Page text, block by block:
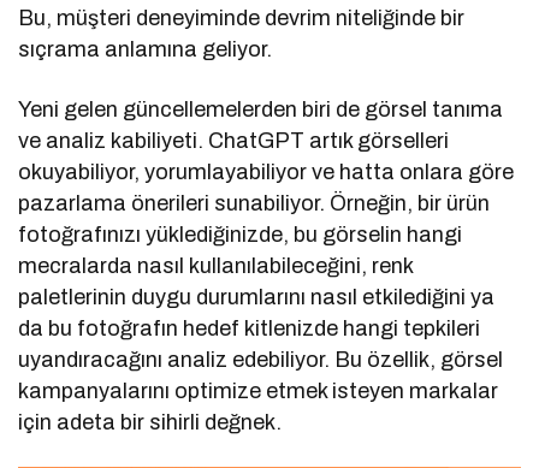
Bu, müşteri deneyiminde devrim niteliğinde bir
sıçrama anlamına geliyor.
Yeni gelen güncellemelerden biri de görsel tanıma
ve analiz kabiliyeti. ChatGPT artık görselleri
okuyabiliyor, yorumlayabiliyor ve hatta onlara göre
pazarlama önerileri sunabiliyor. Örneğin, bir ürün
fotoğrafınızı yüklediğinizde, bu görselin hangi
mecralarda nasıl kullanılabileceğini, renk
paletlerinin duygu durumlarını nasıl etkilediğini ya
da bu fotoğrafın hedef kitlenizde hangi tepkileri
uyandıracağını analiz edebiliyor. Bu özellik, görsel
kampanyalarını optimize etmek isteyen markalar
için adeta bir sihirli değnek.